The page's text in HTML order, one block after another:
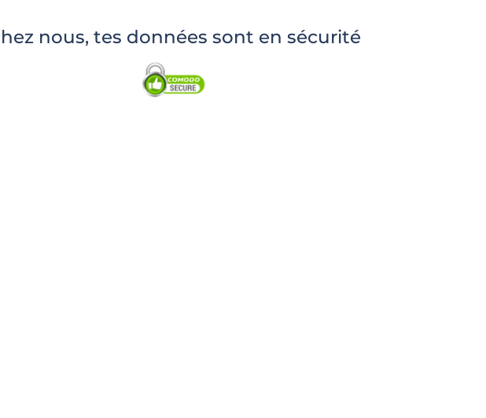
nous, tes données sont en sécurité